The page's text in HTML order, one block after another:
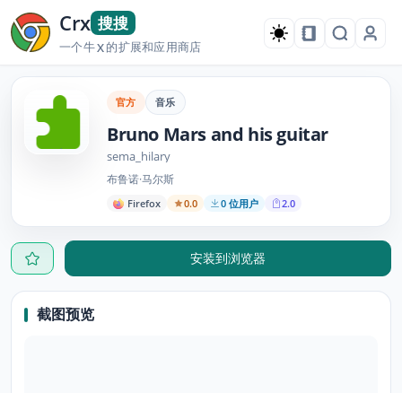
Crx 搜搜
一个牛X的扩展和应用商店
官方 音乐
Bruno Mars and his guitar
sema_hilary
布鲁诺·马尔斯
Firefox 0.0 0 位用户 2.0
安装到浏览器
截图预览